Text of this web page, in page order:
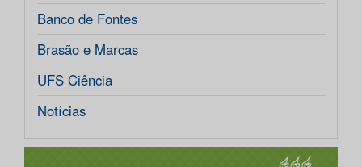
Banco de Fontes
Brasão e Marcas
UFS Ciência
Notícias